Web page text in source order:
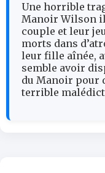
Une horrible
Manoir Wilson il
couple et leur
morts dans
leur fille aînée,
semble avoir
du Manoir pour
terrible